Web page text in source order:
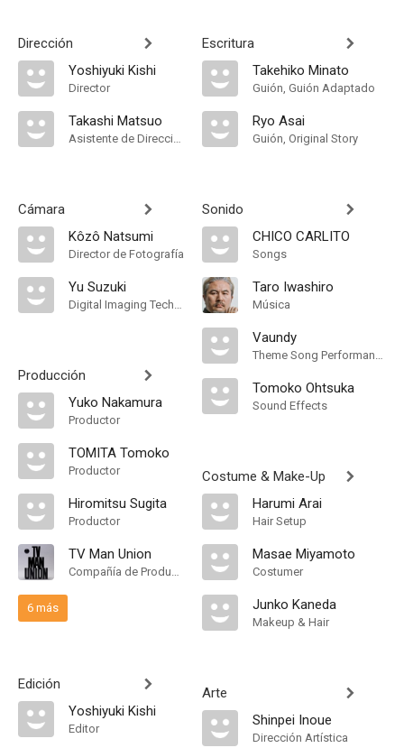
Dirección
Yoshiyuki Kishi
Director
Takashi Matsuo
Asistente de Dirección
Cámara
Kôzô Natsumi
Director de Fotografía
Yu Suzuki
Digital Imaging Technician
Producción
Yuko Nakamura
Productor
TOMITA Tomoko
Productor
Hiromitsu Sugita
Productor
TV Man Union
Compañía de Produccion
6 más
Edición
Yoshiyuki Kishi
Editor
Escritura
Takehiko Minato
Guión, Guión Adaptado
Ryo Asai
Guión, Original Story
Sonido
CHICO CARLITO
Songs
Taro Iwashiro
Música
Vaundy
Theme Song Performance
Tomoko Ohtsuka
Sound Effects
Costume & Make-Up
Harumi Arai
Hair Setup
Masae Miyamoto
Costumer
Junko Kaneda
Makeup & Hair
Arte
Shinpei Inoue
Dirección Artística